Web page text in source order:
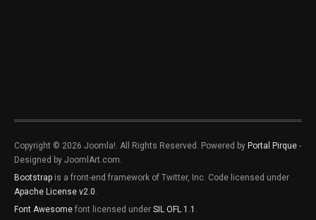
Copyright © 2026 Joomla!. All Rights Reserved. Powered by Portal Pirque -
Designed by JoomlArt.com.
Bootstrap is a front-end framework of Twitter, Inc. Code licensed under
Apache License v2.0.
Font Awesome font licensed under SIL OFL 1.1 .